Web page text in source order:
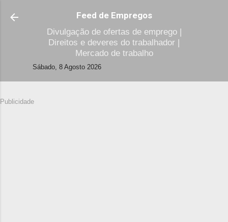
Avançar para o conteúdo principal
Feed de Empregos
Divulgação de ofertas de emprego |
Direitos e deveres do trabalhador |
Mercado de trabalho
Sábado, 8 Agosto 2026
Publicidade